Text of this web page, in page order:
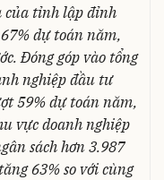
của tỉnh lập đỉnh
dự toán năm,
Đóng góp vào tổng
nghiệp đầu tư
59% dự toán năm,
vực doanh nghiệp
sách hơn 3.987
63% so với cùng